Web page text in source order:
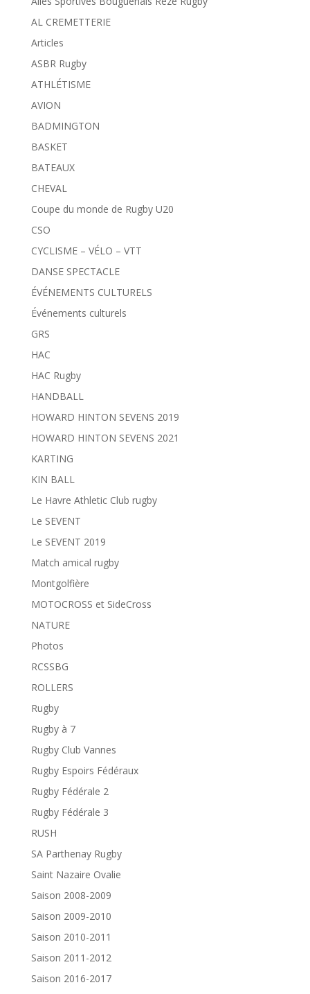
AL CREMETTERIE
Articles
ASBR Rugby
ATHLÉTISME
AVION
BADMINGTON
BASKET
BATEAUX
CHEVAL
Coupe du monde de Rugby U20
CSO
CYCLISME – VÉLO – VTT
DANSE SPECTACLE
ÉVÉNEMENTS CULTURELS
Événements culturels
GRS
HAC
HAC Rugby
HANDBALL
HOWARD HINTON SEVENS 2019
HOWARD HINTON SEVENS 2021
KARTING
KIN BALL
Le Havre Athletic Club rugby
Le SEVENT
Le SEVENT 2019
Match amical rugby
Montgolfière
MOTOCROSS et SideCross
NATURE
Photos
RCSSBG
ROLLERS
Rugby
Rugby à 7
Rugby Club Vannes
Rugby Espoirs Fédéraux
Rugby Fédérale 2
Rugby Fédérale 3
RUSH
SA Parthenay Rugby
Saint Nazaire Ovalie
Saison 2008-2009
Saison 2009-2010
Saison 2010-2011
Saison 2011-2012
Saison 2016-2017